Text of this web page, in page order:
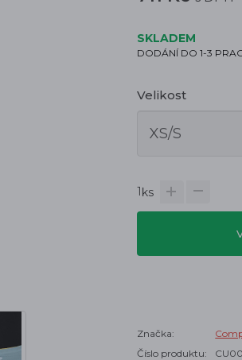
SKLADEM
DODÁNÍ DO 1-3
Velikost
1ks
Značka:
Číslo produktu: